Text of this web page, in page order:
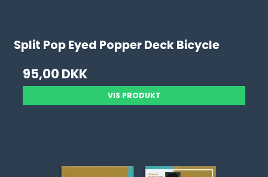
Split Pop Eyed Popper Deck Bicycle
95,00 DKK
VIS PRODUKT